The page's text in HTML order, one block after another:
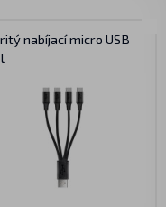
nabíjací micro USB